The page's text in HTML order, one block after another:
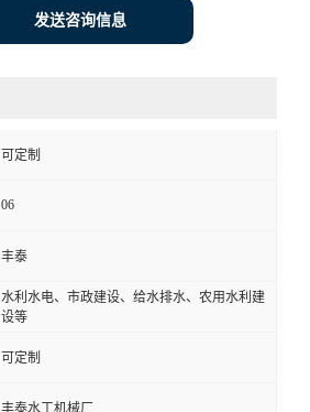
发送咨询信息
可定制
06
丰泰
水利水电、市政建设、给水排水、农用水利建
设等
可定制
丰泰水工机械厂